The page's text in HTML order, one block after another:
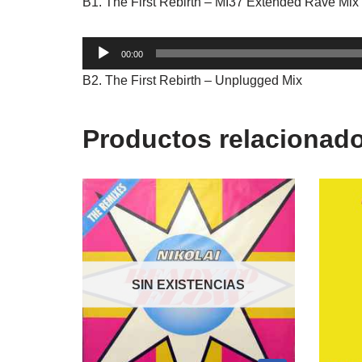
Reproductor
de
00:00
B2. The First Rebirth – Unplugged Mix
Productos
SIN EXISTENCIAS